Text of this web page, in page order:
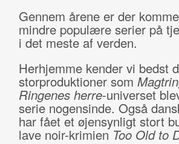
Gennem årene er der
mindre populære serier på
i det meste af verden.
Herhjemme kender vi bedst
storproduktioner som
Ringenes herre-universet
serie nogensinde. Også
har fået et øjensynligt stort
lave noir-krimien Too Old to